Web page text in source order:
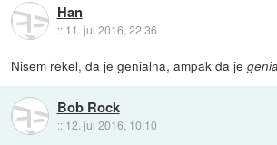
Han
:: 11. jul 2016, 22:36
Nisem rekel, da je genialna, ampak da je
Bob Rock
:: 12. jul 2016, 10:10